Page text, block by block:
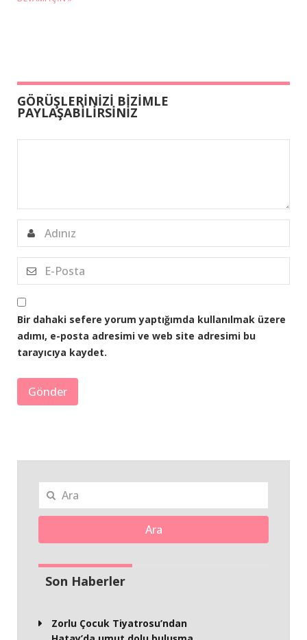
GÖRÜŞLERİNİZİ BİZİMLE
PAYLAŞABİLİRSİNİZ
Bir dahaki sefere yorum yaptığımda kullanılmak üzere
adımı, e-posta adresimi ve web site adresimi bu
tarayıcıya kaydet.
Ara
Son Haberler
Zorlu Çocuk Tiyatrosu’ndan